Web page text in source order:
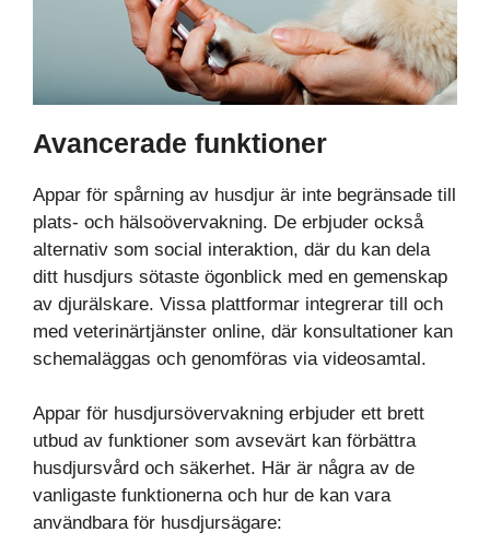
Avancerade funktioner
Appar för spårning av husdjur är inte begränsade till
plats- och hälsoövervakning. De erbjuder också
alternativ som social interaktion, där du kan dela
ditt husdjurs sötaste ögonblick med en gemenskap
av djurälskare. Vissa plattformar integrerar till och
med veterinärtjänster online, där konsultationer kan
schemaläggas och genomföras via videosamtal.
Appar för husdjursövervakning erbjuder ett brett
utbud av funktioner som avsevärt kan förbättra
husdjursvård och säkerhet. Här är några av de
vanligaste funktionerna och hur de kan vara
användbara för husdjursägare: